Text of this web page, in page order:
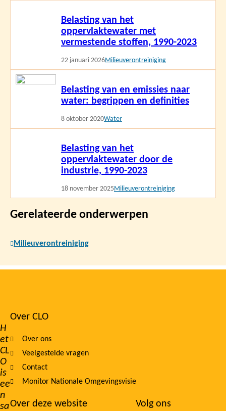
Belasting van het
oppervlaktewater met
vermestende stoffen, 1990-2023
22 januari 2026Milieuverontreiniging
Belasting van en emissies naar
water: begrippen en definities
8 oktober 2020Water
Lees
Belasting van het
oppervlaktewater door de
industrie, 1990-2023
18 november 2025Milieuverontreiniging
Gerelateerde onderwerpen
Milieuverontreiniging
H
et
CL
O
is
ee
n
sa
Footer
navigation
Over CLO
Over ons
Veelgestelde vragen
Contact
Monitor Nationale Omgevingsvisie
Over deze website Volg ons